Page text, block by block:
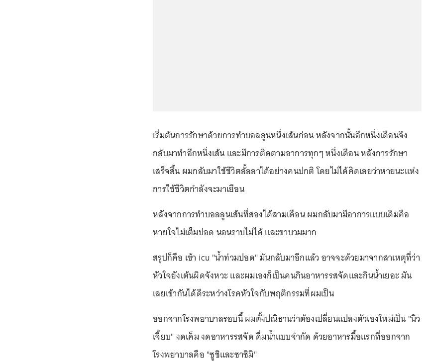
เริ่มต้นการรักษาด้วยการทำบอลลูนหนึ่งเส้นก่อน หลังจากนั้นอีกหนึ่งเดือนจึง
กลับมาทำอีกหนึ่งเส้น และมีการติดตามอาการทุกๆ หนึ่งเดือน หลังการรักษา
เสร็จสิ้น ผมกลับมาใช้ชีวิตลั้ลลาได้อย่างคนปกติ โดยไม่ได้คิดเลยว่าหายนะแห่ง
การใช้ชีวิตกำลังจะมาเยือน
หลังจากการทำบอลลูนเส้นที่สองได้สามเดือน ผมกลับมามีอาการแบบเดิมคือ
หายใจไม่เต็มปอด นอนราบไม่ได้ และขาบวมมาก
สรุปก็คือ เข้า icu "น้ำท่วมปอด" มันกลับมาอีกแล้ว อาจจะด้วยมาจากสาเหตุที่ว่า
หัวใจยังเต้นผิดจังหวะ และผมเองก็เป็นคนกินอาหารรสจัดและกินน้ำเยอะ มัน
เลยเข้ากันได้ดีระหว่างโรคหัวใจกับพฤติกรรมที่ผมเป็น
ออกจากโรงพยาบาลรอบนี้ ผมตั้งปณิธานว่าต้องเปลี่ยนแปลงตัวเองใหม่เป็น "นิว
เจี๊ยบ" งดเค็ม งดอาหารรสจัด ดื่มน้ำแบบจำกัด ด้วยอาหารมื้อแรกที่ออกจาก
โรงพยาบาลคือ "ซูชิและซาซิมิ"